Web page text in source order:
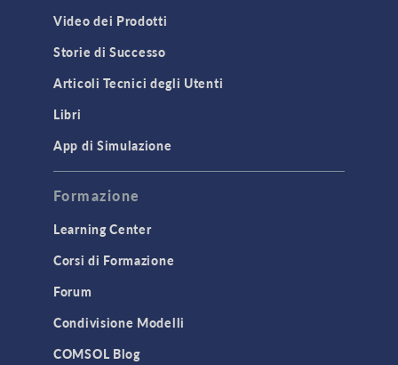
Video dei Prodotti
Storie di Successo
Articoli Tecnici degli Utenti
Libri
App di Simulazione
Formazione
Learning Center
Corsi di Formazione
Forum
Condivisione Modelli
COMSOL Blog